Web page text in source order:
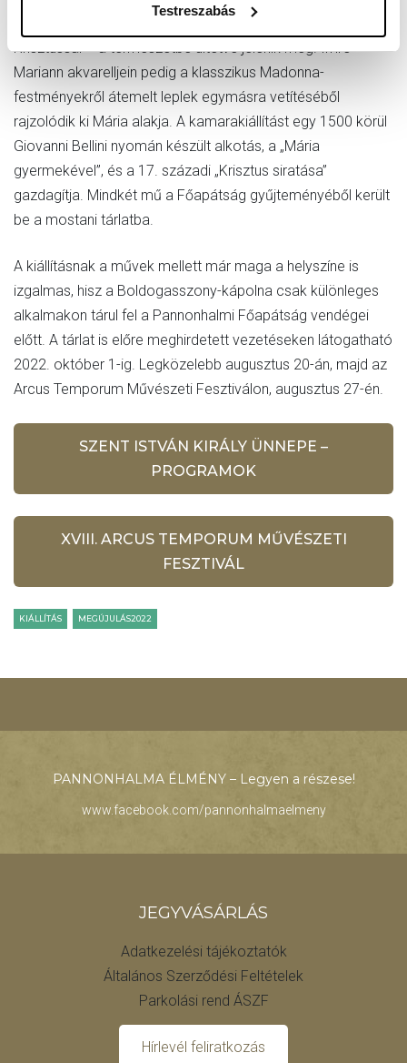
Testreszabás
meg. A Pietà – Mária ölében a keresztről levett, halott
Krisztussal – a természetbe ültetve jelenik meg. Imre
Mariann akvarelljein pedig a klasszikus Madonna-
festményekről átemelt leplek egymásra vetítéséből
rajzolódik ki Mária alakja. A kamarakiállítást egy 1500 körül
Giovanni Bellini nyomán készült alkotás, a „Mária
gyermekével”, és a 17. századi „Krisztus siratása”
gazdagítja. Mindkét mű a Főapátság gyűjteményéből került
be a mostani tárlatba.
A kiállításnak a művek mellett már maga a helyszíne is
izgalmas, hisz a Boldogasszony-kápolna csak különleges
alkalmakon tárul fel a Pannonhalmi Főapátság vendégei
előtt. A tárlat is előre meghirdetett vezetéseken látogatható
2022. október 1-ig. Legközelebb augusztus 20-án, majd az
Arcus Temporum Művészeti Fesztiválon, augusztus 27-én.
SZENT ISTVÁN KIRÁLY ÜNNEPE –
PROGRAMOK
XVIII. ARCUS TEMPORUM MŰVÉSZETI
FESZTIVÁL
KIÁLLÍTÁS MEGÚJULÁS2022
PANNONHALMA ÉLMÉNY – Legyen a részese!
www.facebook.com/pannonhalmaelmeny
JEGYVÁSÁRLÁS
Adatkezelési tájékoztatók
Általános Szerződési Feltételek
Parkolási rend ÁSZF
Hírlevél feliratkozás